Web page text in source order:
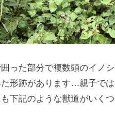
った部分で複数頭のイノ
形跡があります…親子では
下記のような獣道がいく